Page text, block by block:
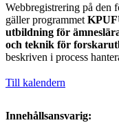
Webbregistrering på den
gäller programmet
utbildning för
och teknik för
beskriven i process
Till kalendern
Innehållsansvarig: